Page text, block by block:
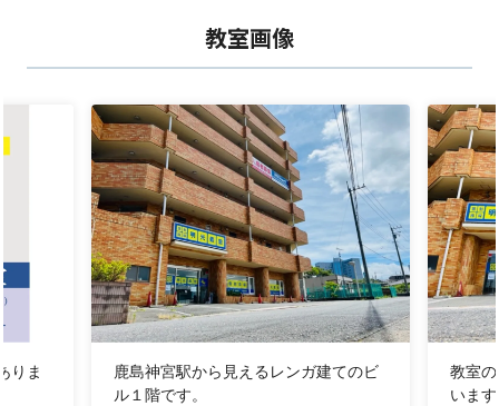
定期テストをはじめとした内申点（評定）対策と入試対
策の両方をしてほしい
☑
何から手をつけていいのか分からないので、勉強の仕方
から教えてほしい
学校の予習・復習をしたい
自分から先生に質問するのが苦手
学校の授業や課題のサポートもしてほしい
家だと集中して学習できないので、勉強できる環境が欲
しい
集団塾だと授業のレベルとスピードについていけない
鹿嶋教室のテスト対策・入試対策の指導実績
教室画像
りま
鹿島神宮駅から見えるレンガ建てのビ
ル１階です。
教室
いま